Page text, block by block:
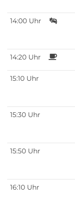
14:00 Uhr
14:20 Uhr
15:10 Uhr
15:30 Uhr
15:50 Uhr
16:10 Uhr